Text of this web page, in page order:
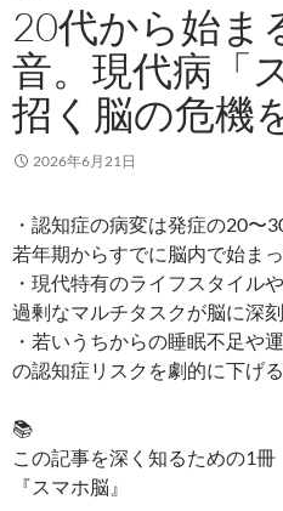
20代から始ま
音。現代病「
招く脳の危機
2026年6月21日
・認知症の病変は発症の20〜
若年期からすでに脳内で始まっ
・現代特有のライフスタイル
過剰なマルチタスクが脳に深
・若いうちからの睡眠不足や
の認知症リスクを劇的に下げ
📚
この記事を深く知るための1冊
『スマホ脳』